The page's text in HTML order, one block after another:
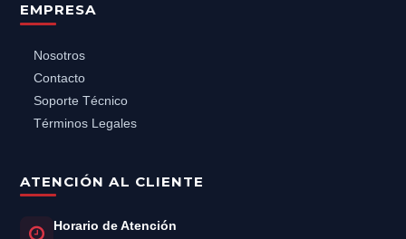
EMPRESA
Nosotros
Contacto
Soporte Técnico
Términos Legales
ATENCIÓN AL CLIENTE
Horario de Atención